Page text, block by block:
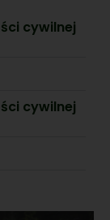
cywilnej
cywilnej